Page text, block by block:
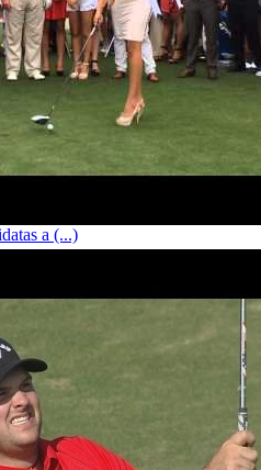
a (...)